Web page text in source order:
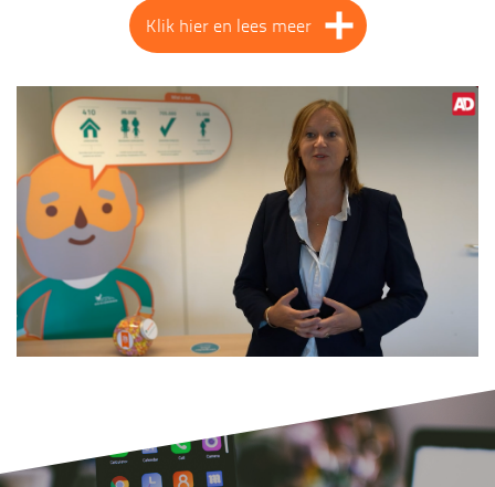
Klik hier en lees meer